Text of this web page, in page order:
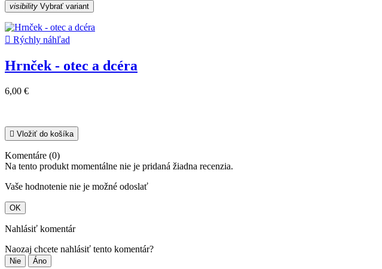
visibility Vybrať variant
 Rýchly náhľad
Hrnček - otec a dcéra
6,00 €
 Vložiť do košíka
Komentáre (0)
Na tento produkt momentálne nie je pridaná žiadna recenzia.
Vaše hodnotenie nie je možné odoslať
OK
Nahlásiť komentár
Naozaj chcete nahlásiť tento komentár?
Nie Áno